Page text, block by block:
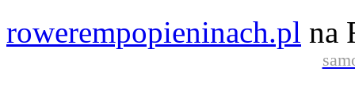
rowerempopieninach.pl na